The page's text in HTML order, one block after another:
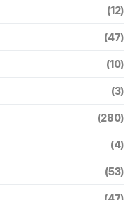
(12)
(47)
(10)
(3)
(280)
(4)
(53)